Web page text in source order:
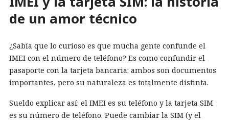
de un amor técnico
¿Sabía que lo curioso es que mucha gente confunde el
IMEI con el número de teléfono? Es como confundir el
pasaporte con la tarjeta bancaria: ambos son documentos
importantes, pero su naturaleza es totalmente distinta.
Sueldo explicar así: el IMEI es su teléfono y la tarjeta SIM
es su número de teléfono. Puede cambiar la SIM (y el